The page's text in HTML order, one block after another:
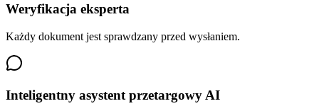
Weryfikacja eksperta
Każdy dokument jest sprawdzany przed wysłaniem.
Inteligentny asystent przetargowy AI